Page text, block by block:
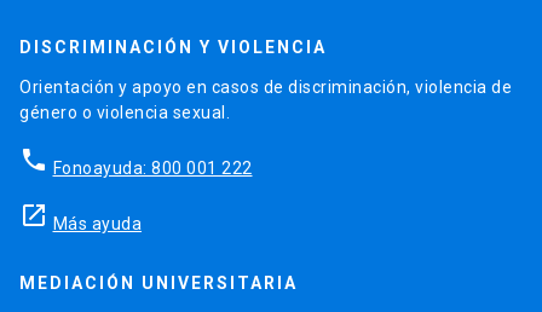
DISCRIMINACIÓN Y VIOLENCIA
Orientación y apoyo en casos de discriminación, violencia de
género o violencia sexual.
phone Fonoayuda: 800 001 222
launch Más ayuda
MEDIACIÓN UNIVERSITARIA